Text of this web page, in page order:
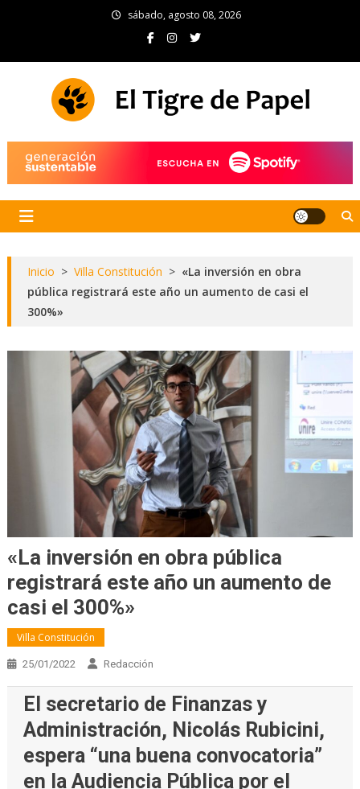
sábado, agosto 08, 2026
Inicio > Villa Constitución > «La inversión en obra
pública registrará este año un aumento de casi el
300%»
«La inversión en obra pública
registrará este año un aumento de
casi el 300%»
Villa Constitución
25/01/2022 Redacción
El secretario de Finanzas y
Administración, Nicolás Rubicini,
espera “una buena convocatoria”
en la Audiencia Pública por el